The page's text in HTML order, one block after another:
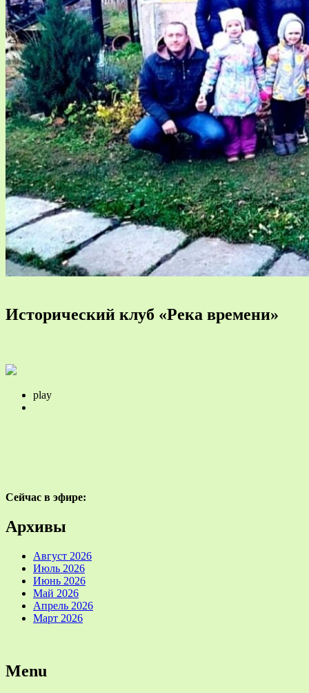
Исторический клуб «Река времени»
play
Сейчас в эфире:
Архивы
Август 2026
Июль 2026
Июнь 2026
Май 2026
Апрель 2026
Март 2026
Menu